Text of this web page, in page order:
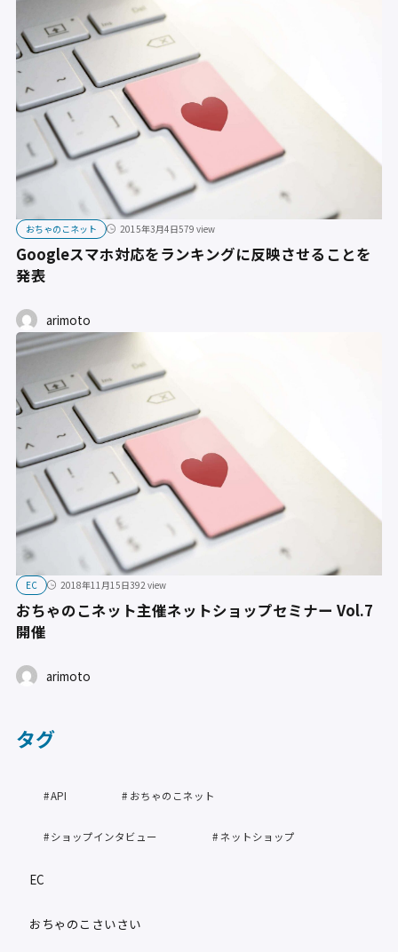
おちゃのこネット 2015年3月4日579 view
Googleスマホ対応をランキングに反映させることを
発表
arimoto
EC 2018年11月15日392 view
おちゃのこネット主催ネットショップセミナー Vol.7
開催
arimoto
タグ
API おちゃのこネット
ショップインタビュー ネットショップ
EC
おちゃのこさいさい